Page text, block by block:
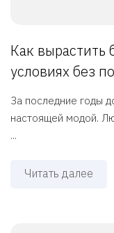
Как вырастить
условиях без
За последние годы
настоящей модой.
...
Читать далее